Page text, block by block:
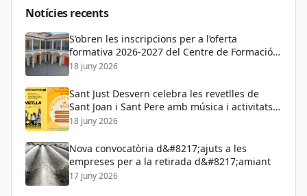
Notícies recents
S’obren les inscripcions per a l’oferta
formativa 2026-2027 del Centre de Formació
de Persones Adultes
18 juny 2026
Sant Just Desvern celebra les revetlles de
Sant Joan i Sant Pere amb música i activitats
per a tots els públics
18 juny 2026
Nova convocatòria d&#8217;ajuts a les
empreses per a la retirada d&#8217;amiant
17 juny 2026